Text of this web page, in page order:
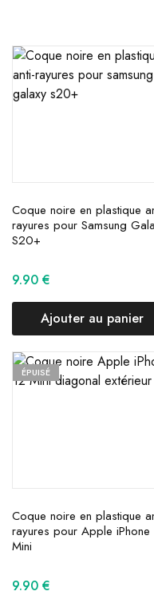
Coque noire en plastique
rayures pour Samsung
S20+
9.90 €
Ajouter au panier
ÉPUISÉ
Coque noire en plastique
rayures pour Apple iPhone
Mini
9.90 €